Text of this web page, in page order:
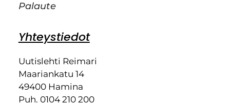
Palaute
Yhteystiedot
Uutislehti Reimari
Maariankatu 14
49400 Hamina
Puh. 0104 210 200